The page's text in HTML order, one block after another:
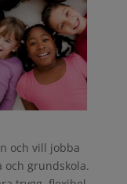
och vill jobba
och grundskola.